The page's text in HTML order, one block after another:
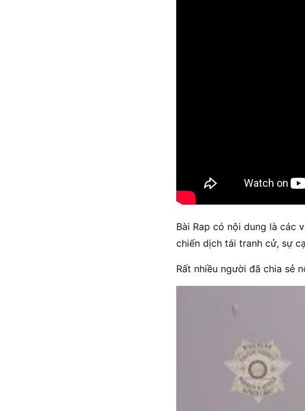
Bài Rap có nội dung là các
chiến dịch tái tranh cử, sự
Rất nhiều người đã chia sẻ